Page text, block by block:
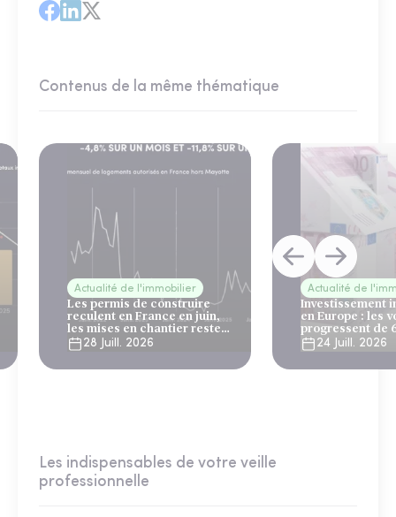
Contenus de la même thématique
Actualité de l'immobilier
Les permis de construire
reculent en France en juin,
les mises en chantier restent
solides
28 Juill. 2026
Actualité de
Investissement
en Europe : les
progressent de
24 Juill. 2026
Les indispensables de votre veille
professionnelle